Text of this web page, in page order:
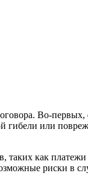
Во-первых,
гибели или
таких как
риски в